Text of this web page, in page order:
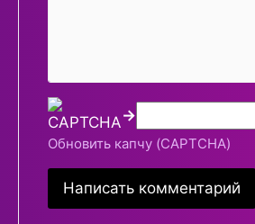
→
Обновить капчу (CAPTCHA)